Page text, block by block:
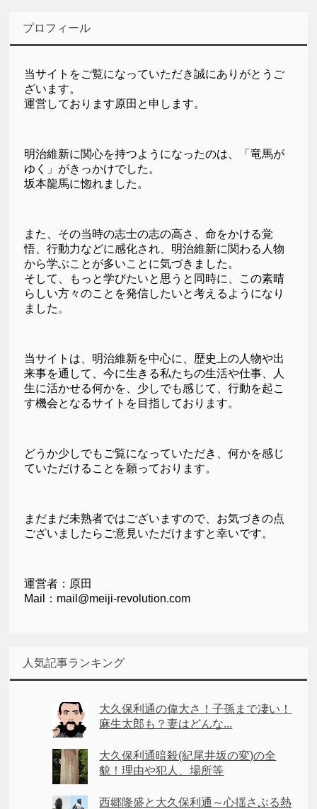
プロフィール
当サイトをご覧になっていただき誠にありがとうご
ざいます。
運営しております原田と申します。
明治維新に関心を持つようになったのは、「竜馬が
ゆく」がきっかけでした。
坂本龍馬に惚れました。
また、その当時の志士の志の高さ、命をかける覚
悟、行動力などに感化され、明治維新に関わる人物
から学ぶことが多いことに気づきました。
そして、もっと学びたいと思うと同時に、この素晴
らしい方々のことを発信したいと考えるようになり
ました。
当サイトは、明治維新を中心に、歴史上の人物や出
来事を通して、今に生きる私たちの生活や仕事、人
生に活かせる何かを、少しでも感じて、行動を起こ
す機会となるサイトを目指しております。
どうか少しでもご覧になっていただき、何かを感じ
ていただけることを願っております。
まだまだ未熟者ではございますので、お気づきの点
ございましたらご意見いただけますと幸いです。
運営者：原田
Mail：mail@meiji-revolution.com
人気記事ランキング
大久保利通の偉大さ！子孫まで凄い！
麻生太郎も？妻はどんな...
大久保利通暗殺(紀尾井坂の変)の全
貌！理由や犯人、場所等
西郷隆盛と大久保利通～心揺さぶる熱